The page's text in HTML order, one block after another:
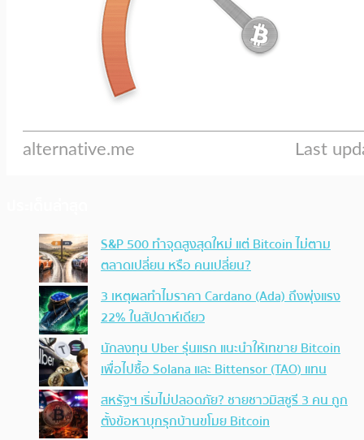
S&P 500 ทำจุดสูงสุดใหม่ แต่ Bitcoin ไม่ตาม
ตลาดเปลี่ยน หรือ คนเปลี่ยน?
3 เหตุผลทำไมราคา Cardano (Ada) ถึงพุ่งแรง
22% ในสัปดาห์เดียว
นักลงทุน Uber รุ่นแรก แนะนำให้เทขาย Bitcoin
เพื่อไปซื้อ Solana และ Bittensor (TAO) แทน
สหรัฐฯ เริ่มไม่ปลอดภัย? ชายชาวมิสซูรี 3 คน ถูก
ตั้งข้อหาบุกรุกบ้านขโมย Bitcoin